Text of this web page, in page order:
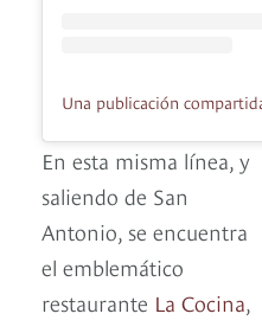
En esta misma línea, y
saliendo de San
Antonio, se encuentra
el emblemático
restaurante La Cocina